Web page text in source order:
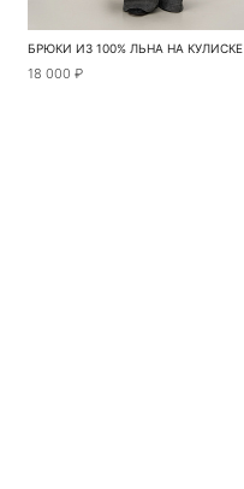
БРЮКИ ИЗ 100% ЛЬНА НА КУЛИСКЕ
18 000 ₽